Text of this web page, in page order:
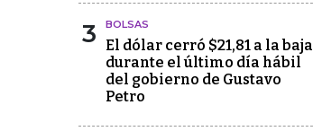
3 BOLSAS
El dólar cerró $21,81 a la baja
durante el último día hábil
del gobierno de Gustavo
Petro